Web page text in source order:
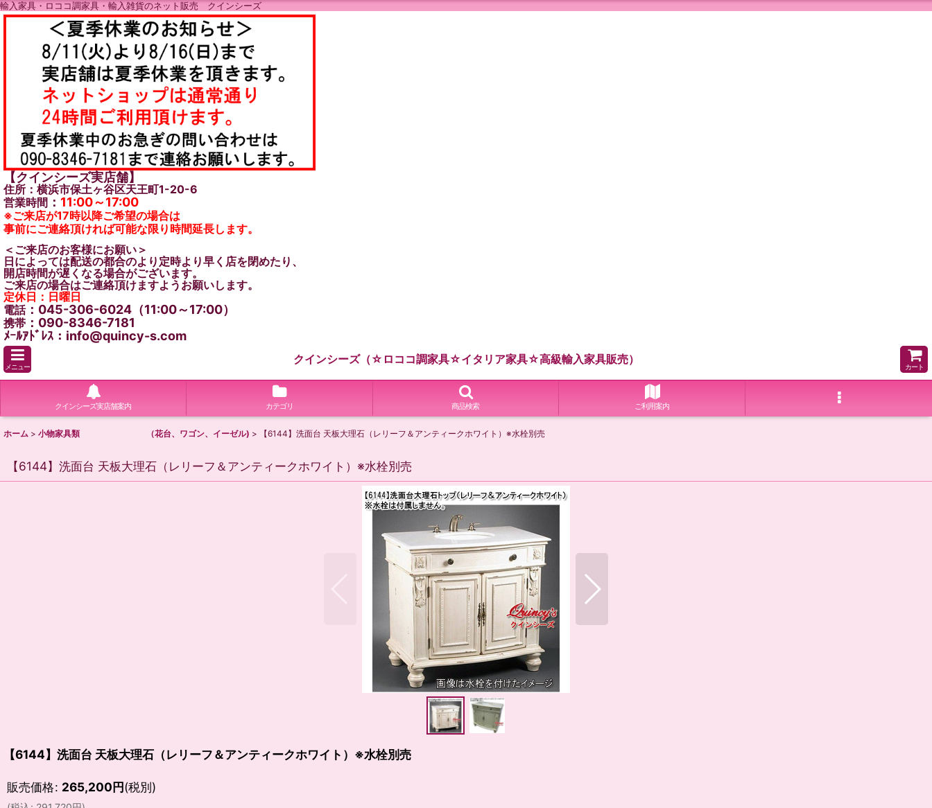
輸入家具・ロココ調家具・輸入雑貨のネット販売 クインシーズ
【クインシーズ実店舗】
住所：横浜市保土ヶ谷区天王町1-20-6
営業時間 ： 11:00～17:00
※ご来店が17時以降ご希望の場合は
事前にご連絡頂ければ可能な限り時間延長します。
＜ご来店のお客様にお願い＞
日によっては配送の都合のより定時より早く店を閉めたり、
開店時間が遅くなる場合がございます。
ご来店の場合はご連絡頂けますようお願いします。
定休日：日曜日
電話：045-306-6024（11:00～17:00）
携帯 ：090-8346-7181
ﾒｰﾙｱﾄﾞﾚｽ：info@quincy-s.com
メニュー
クインシーズ（☆ロココ調家具☆イタリア家具☆高級輸入家具販売）
カート
クインシーズ実店舗案内 カテゴリ 商品検索 ご利用案内
ホーム > 小物家具類 （花台、ワゴン、イーゼル) > 【6144】洗面台 天板大理石（レリーフ＆アンティークホワイト）※水栓別売
【6144】洗面台 天板大理石（レリーフ＆アンティークホワイト）※水栓別売
【6144】洗面台 天板大理石（レリーフ＆アンティークホワイト）※水栓別売
販売価格: 265,200円(税別)